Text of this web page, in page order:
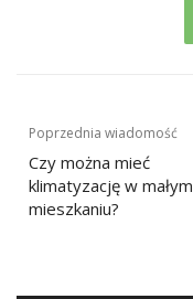
Nawigacja
wpisu
Poprzednia wiadomość
Czy można mieć
klimatyzację w małym
mieszkaniu?